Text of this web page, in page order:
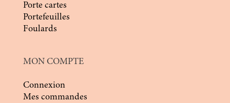
Porte cartes
Portefeuilles
Foulards
MON COMPTE
Connexion
Mes commandes